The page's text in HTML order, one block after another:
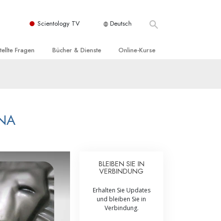
Scientology TV Deutsch
für
Fragen
der Scientology
Bücher & Dienste
Dienste
Online-Kurse
Beistände bei Krankheiten und
Integrität und Ehrlichkeit
Ehe
BLEIBEN SIE IN
VERBINDUNG
Erhalten Sie Updates
und bleiben Sie in
Verbindung.